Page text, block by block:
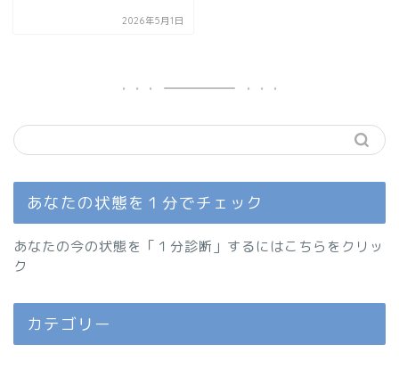
2026年5月1日
あなたの状態を１分でチェック
あなたの今の状態を「１分診断」するにはこちらをクリッ
ク
カテゴリー